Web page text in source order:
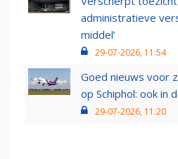
administratieve
middel’
29-07-2026, 11:54
Goed nieuws voor
op Schiphol: ook in
29-07-2026, 11:20